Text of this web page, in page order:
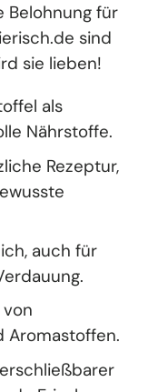
für
sind
sie lieben!
als
Nährstoffe.
Rezeptur,
auch für
von
Aromastoffen.